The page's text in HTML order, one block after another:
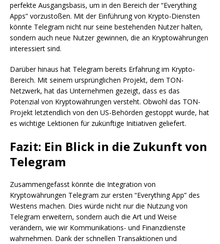
perfekte Ausgangsbasis, um in den Bereich der “Everything
Apps” vorzustoßen. Mit der Einführung von Krypto-Diensten
könnte Telegram nicht nur seine bestehenden Nutzer halten,
sondern auch neue Nutzer gewinnen, die an Kryptowährungen
interessiert sind.
Darüber hinaus hat Telegram bereits Erfahrung im Krypto-
Bereich. Mit seinem ursprünglichen Projekt, dem TON-
Netzwerk, hat das Unternehmen gezeigt, dass es das
Potenzial von Kryptowährungen versteht. Obwohl das TON-
Projekt letztendlich von den US-Behörden gestoppt wurde, hat
es wichtige Lektionen für zukünftige Initiativen geliefert.
Fazit: Ein Blick in die Zukunft von
Telegram
Zusammengefasst könnte die Integration von
Kryptowährungen Telegram zur ersten “Everything App” des
Westens machen. Dies würde nicht nur die Nutzung von
Telegram erweitern, sondern auch die Art und Weise
verändern, wie wir Kommunikations- und Finanzdienste
wahrnehmen. Dank der schnellen Transaktionen und